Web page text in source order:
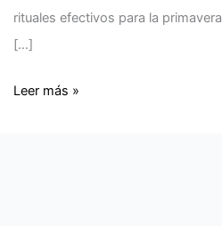
rituales efectivos para la
[…]
Leer más »